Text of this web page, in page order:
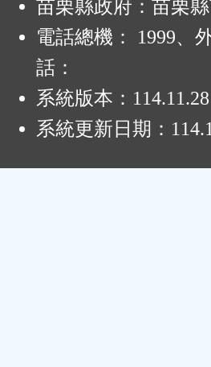
苗栗縣政府：苗栗
電話總機： 1999、
話：
系統版本： 114.11.28
系統更新日期：